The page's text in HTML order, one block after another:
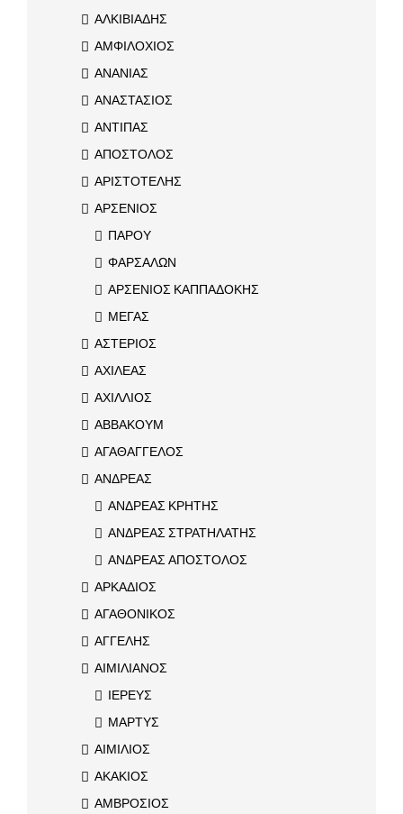
ΑΛΚΙΒΙΑΔΗΣ
ΑΜΦΙΛΟΧΙΟΣ
ΑΝΑΝΙΑΣ
ΑΝΑΣΤΑΣΙΟΣ
ΑΝΤΙΠΑΣ
ΑΠΟΣΤΟΛΟΣ
ΑΡΙΣΤΟΤΕΛΗΣ
ΑΡΣΕΝΙΟΣ
ΠΑΡΟΥ
ΦΑΡΣΑΛΩΝ
ΑΡΣΕΝΙΟΣ ΚΑΠΠΑΔΟΚΗΣ
ΜΕΓΑΣ
ΑΣΤΕΡΙΟΣ
ΑΧΙΛΕΑΣ
ΑΧΙΛΛΙΟΣ
ΑΒΒΑΚΟΥΜ
ΑΓΑΘΑΓΓΕΛΟΣ
ΑΝΔΡΕΑΣ
ΑΝΔΡΕΑΣ ΚΡΗΤΗΣ
ΑΝΔΡΕΑΣ ΣΤΡΑΤΗΛΑΤΗΣ
ΑΝΔΡΕΑΣ ΑΠΟΣΤΟΛΟΣ
ΑΡΚΑΔΙΟΣ
ΑΓΑΘΟΝΙΚΟΣ
ΑΓΓΕΛΗΣ
ΑΙΜΙΛΙΑΝΟΣ
ΙΕΡΕΥΣ
ΜΑΡΤΥΣ
ΑΙΜΙΛΙΟΣ
ΑΚΑΚΙΟΣ
ΑΜΒΡΟΣΙΟΣ